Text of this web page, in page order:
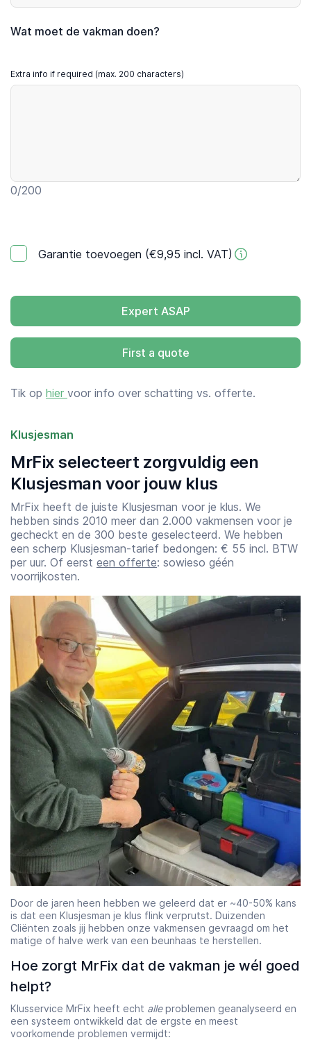
Wat moet de vakman doen?
Extra info if required (max. 200 characters)
0/200
Garantie toevoegen (€9,95 incl. VAT)
Expert ASAP
First a quote
Tik op hier voor info over schatting vs. offerte.
Klusjesman
MrFix selecteert zorgvuldig een
Klusjesman voor jouw klus
MrFix heeft de juiste Klusjesman voor je klus. We
hebben sinds 2010 meer dan 2.000 vakmensen voor je
gecheckt en de 300 beste geselecteerd. We hebben
een scherp Klusjesman-tarief bedongen: € 55 incl. BTW
per uur. Of eerst een offerte: sowieso géén
voorrijkosten.
Door de jaren heen hebben we geleerd dat er ~40-50% kans
is dat een Klusjesman je klus flink verprutst. Duizenden
Cliënten zoals jij hebben onze vakmensen gevraagd om het
matige of halve werk van een beunhaas te herstellen.
Hoe zorgt MrFix dat de vakman je wél goed
helpt?
Klusservice MrFix heeft echt alleproblemen geanalyseerd en
een systeem ontwikkeld dat de ergste en meest
voorkomende problemen vermijdt: